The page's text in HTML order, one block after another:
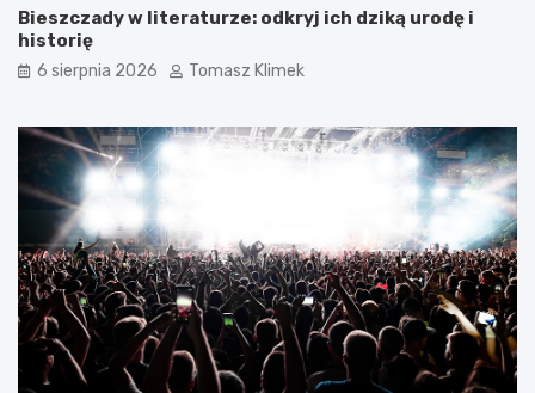
Bieszczady w literaturze: odkryj ich dziką urodę i
historię
6 sierpnia 2026 Tomasz Klimek